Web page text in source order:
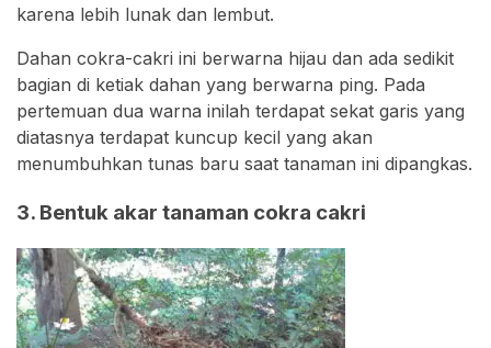
karena lebih lunak dan lembut.
Dahan cokra-cakri ini berwarna hijau dan ada sedikit
bagian di ketiak dahan yang berwarna ping. Pada
pertemuan dua warna inilah terdapat sekat garis yang
diatasnya terdapat kuncup kecil yang akan
menumbuhkan tunas baru saat tanaman ini dipangkas.
3. Bentuk akar tanaman cokra cakri